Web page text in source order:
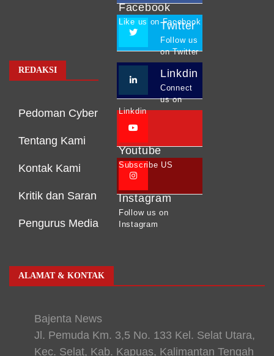
REDAKSI
Pedoman Cyber
Tentang Kami
Kontak Kami
Kritik dan Saran
Pengurus Media
Facebook
Like us on Facebook
Twitter
Follow us
on Twitter
Linkdin
Connect
us on
Linkdin
Youtube
Subscribe US
Instagram
Follow us on
Instagram
ALAMAT & KONTAK
Bajenta News
Jl. Pemuda Km. 3,5 No. 133 Kel. Selat Utara,
Kec. Selat, Kab. Kapuas, Kalimantan Tengah